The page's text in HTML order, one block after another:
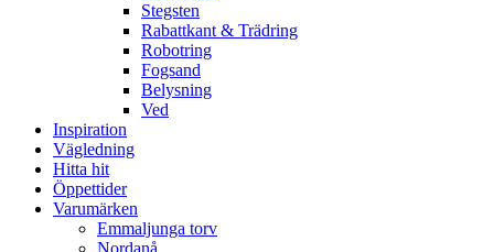
Stegsten
Rabattkant & Trädring
Robotring
Fogsand
Belysning
Ved
Inspiration
Vägledning
Hitta hit
Öppettider
Varumärken
Emmaljunga torv